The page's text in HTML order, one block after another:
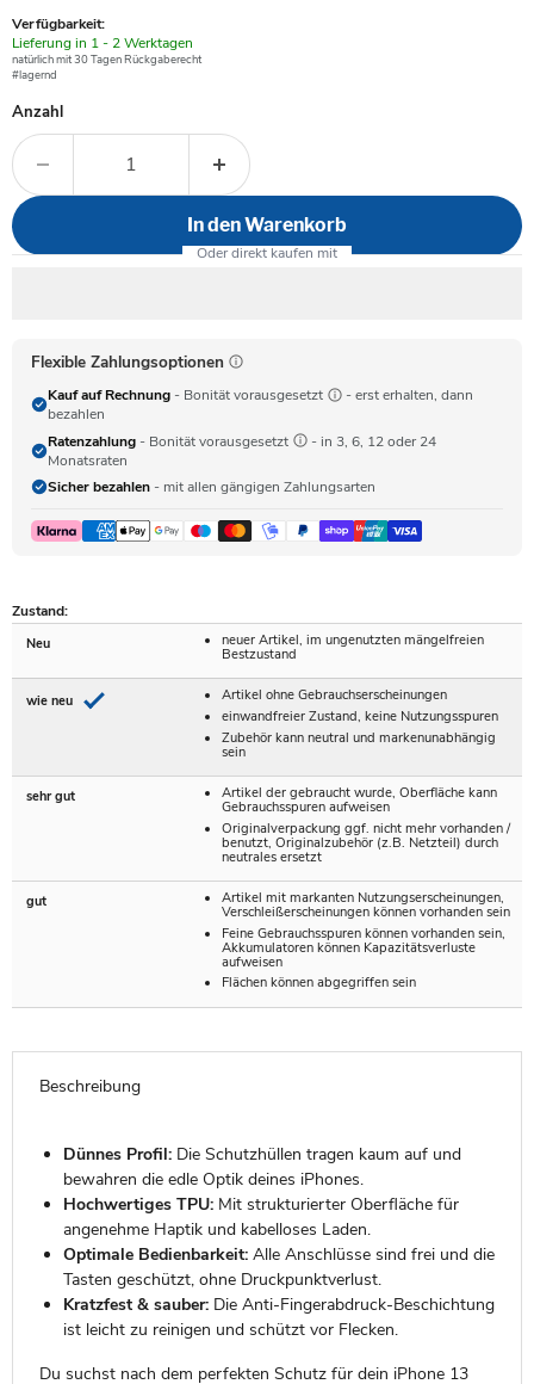
Verfügbarkeit:
Verfügbar
-
Lieferung in 1 - 2 Werktagen
natürlich mit 30 Tagen Rückgaberecht
#lagernd
Anzahl
In den Warenkorb
Flexible Zahlungsoptionen
Kauf auf Rechnung - Bonität vorausgesetzt
- erst erhalten, dann
bezahlen
Ratenzahlung - Bonität vorausgesetzt
- in 3, 6, 12 oder 24
Monatsraten
Sicher bezahlen - mit allen gängigen Zahlungsarten
Zustand:
Neu
neuer Artikel, im ungenutzten mängelfreien
Bestzustand
wie neu
Artikel ohne Gebrauchserscheinungen
einwandfreier Zustand, keine Nutzungsspuren
Zubehör kann neutral und markenunabhängig
sein
sehr gut
Artikel der gebraucht wurde, Oberfläche kann
Gebrauchsspuren aufweisen
Originalverpackung ggf. nicht mehr vorhanden /
benutzt, Originalzubehör (z.B. Netzteil) durch
neutrales ersetzt
gut
Artikel mit markanten Nutzungserscheinungen,
Verschleißerscheinungen können vorhanden sein
Feine Gebrauchsspuren können vorhanden sein,
Akkumulatoren können Kapazitätsverluste
aufweisen
Flächen können abgegriffen sein
Beschreibung
Dünnes Profil:Die Schutzhüllen tragen kaum auf und
bewahren die edle Optik deines iPhones.
Hochwertiges TPU:Mit strukturierter Oberfläche für
angenehme Haptik und kabelloses Laden.
Optimale Bedienbarkeit:Alle Anschlüsse sind frei und die
Tasten geschützt, ohne Druckpunktverlust.
Kratzfest & sauber:Die Anti-Fingerabdruck-Beschichtung
ist leicht zu reinigen und schützt vor Flecken.
Du suchst nach dem perfekten Schutz für dein iPhone 13